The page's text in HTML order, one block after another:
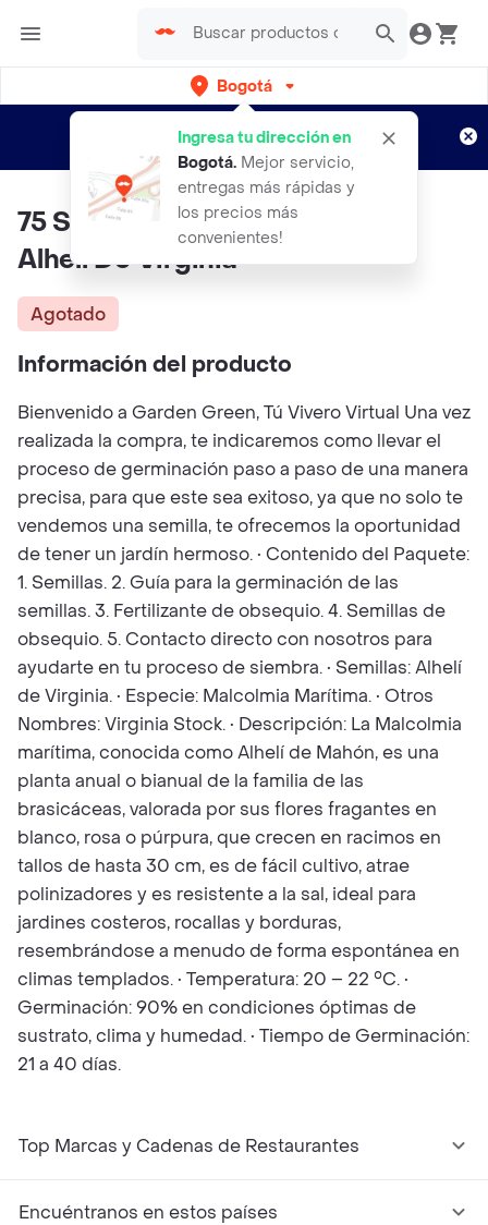
Bogotá
Ingresa tu dirección en
Bogotá. Mejor servicio,
entregas más rápidas y
los precios más
convenientes!
envíos gratis por semanas
Aplican TyC
75 Semillas Orgánicas De Flor
Alhelí De Virginia
Agotado
Información del producto
Bienvenido a Garden Green, Tú Vivero Virtual Una vez
realizada la compra, te indicaremos como llevar el
proceso de germinación paso a paso de una manera
precisa, para que este sea exitoso, ya que no solo te
vendemos una semilla, te ofrecemos la oportunidad
de tener un jardín hermoso. • Contenido del Paquete:
1. Semillas. 2. Guía para la germinación de las
semillas. 3. Fertilizante de obsequio. 4. Semillas de
obsequio. 5. Contacto directo con nosotros para
ayudarte en tu proceso de siembra. • Semillas: Alhelí
de Virginia. • Especie: Malcolmia Marítima. • Otros
Nombres: Virginia Stock. • Descripción: La Malcolmia
marítima, conocida como Alhelí de Mahón, es una
planta anual o bianual de la familia de las
brasicáceas, valorada por sus flores fragantes en
blanco, rosa o púrpura, que crecen en racimos en
tallos de hasta 30 cm, es de fácil cultivo, atrae
polinizadores y es resistente a la sal, ideal para
jardines costeros, rocallas y borduras,
resembrándose a menudo de forma espontánea en
climas templados. • Temperatura: 20 – 22 °C. •
Germinación: 90% en condiciones óptimas de
sustrato, clima y humedad. • Tiempo de Germinación:
21 a 40 días.
Top Marcas y Cadenas de Restaurantes
Encuéntranos en estos países